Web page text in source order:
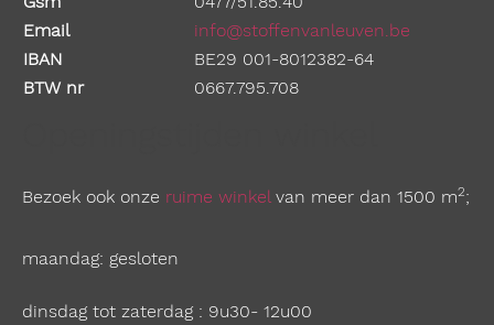
Email
info@stoffenvanleuven.be
IBAN
BE29 001-8012382-64
BTW nr
0667.795.708
Bezoek ook onze ruime winkelvan meer dan 1500 m2;
maandag: gesloten
dinsdag tot zaterdag : 9u30- 12u00